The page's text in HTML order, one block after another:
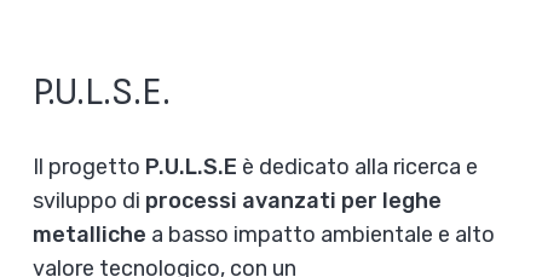
P.U.L.S.E.
Il progetto P.U.L.S.E è dedicato alla ricerca e
sviluppo di processi avanzati per leghe
metalliche a basso impatto ambientale e alto
valore tecnologico, con un